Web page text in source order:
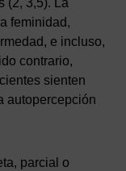
(2, 3,5). La
feminidad,
e incluso,
contrario,
sienten
autopercepción
parcial o